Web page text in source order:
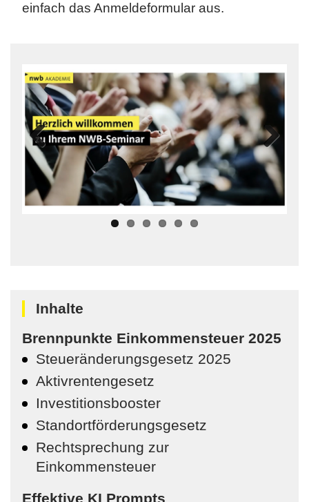
einfach das Anmeldeformular aus.
Zurück Weiter
Inhalte
Brennpunkte Einkommensteuer 2025
Steueränderungsgesetz 2025
Aktivrentengesetz
Investitionsbooster
Standortförderungsgesetz
Rechtsprechung zur
Einkommensteuer
Effektive KI Prompts